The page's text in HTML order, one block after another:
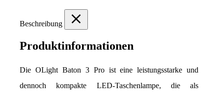
Beschreibung
Produktinformationen
Die OLight Baton 3 Pro ist eine leistungsstarke und
dennoch kompakte LED-Taschenlampe, die als